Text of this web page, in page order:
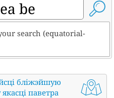
search (equatorial-
бліжэйшую
паветра